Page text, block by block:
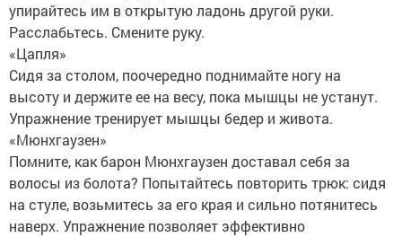
упирайтесь им в открытую ладонь другой руки.
Расслабьтесь. Смените руку.
«Цапля»
Сидя за столом, поочередно поднимайте ногу на
высоту и держите ее на весу, пока мышцы не устанут.
Упражнение тренирует мышцы бедер и живота.
«Мюнхгаузен»
Помните, как барон Мюнхгаузен доставал себя за
волосы из болота? Попытайтесь повторить трюк: сидя
на стуле, возьмитесь за его края и сильно потянитесь
наверх. Упражнение позволяет эффективно